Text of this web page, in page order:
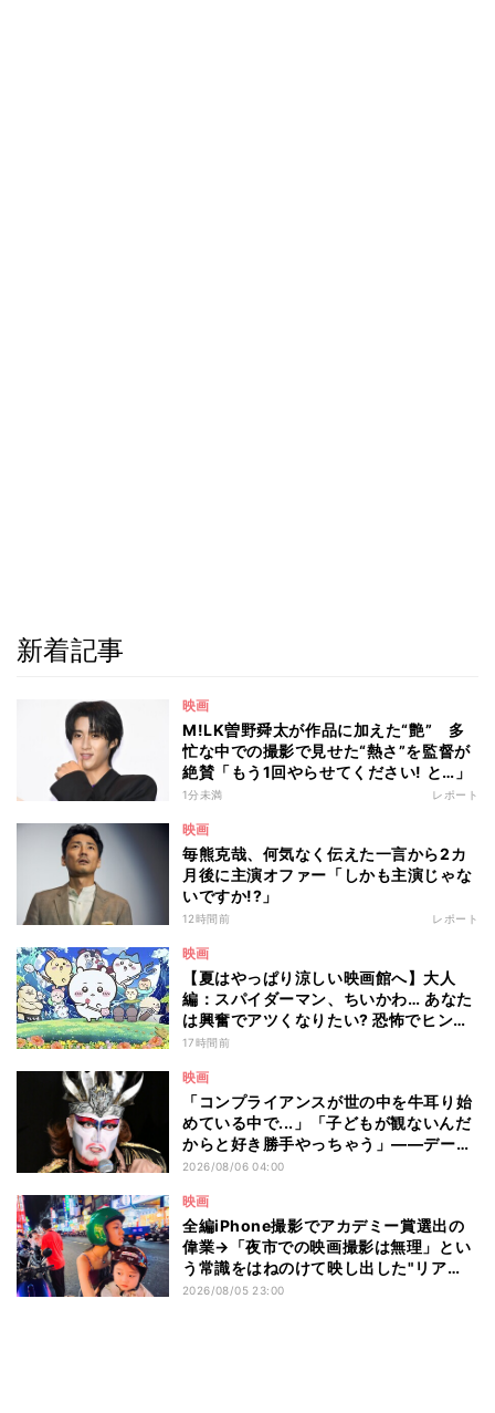
新着記事
映画
M!LK曽野舜太が作品に加えた“艶” 多
忙な中での撮影で見せた“熱さ”を監督が
絶賛「もう1回やらせてください! と…」
1分未満 レポート
映画
毎熊克哉、何気なく伝えた一言から2カ
月後に主演オファー「しかも主演じゃな
いですか!?」
12時間前 レポート
映画
【夏はやっぱり涼しい映画館へ】大人
編：スパイダーマン、ちいかわ… あなた
は興奮でアツくなりたい? 恐怖でヒンヤ
リしたい? - 編集部が注目する最新映画5
17時間前
映画
「コンプライアンスが世の中を牛耳り始
めている中で...」「子どもが観ないんだ
からと好き勝手やっちゃう」――デーモ
ン閣下が語る映画『レディ・オア・ノッ
2026/08/06 04:00
映画
全編iPhone撮影でアカデミー賞選出の
偉業→「夜市での映画撮影は無理」とい
う常識をはねのけて映し出した"リア
ル"とは――ツォウ監督が語る映画『左
2026/08/05 23:00